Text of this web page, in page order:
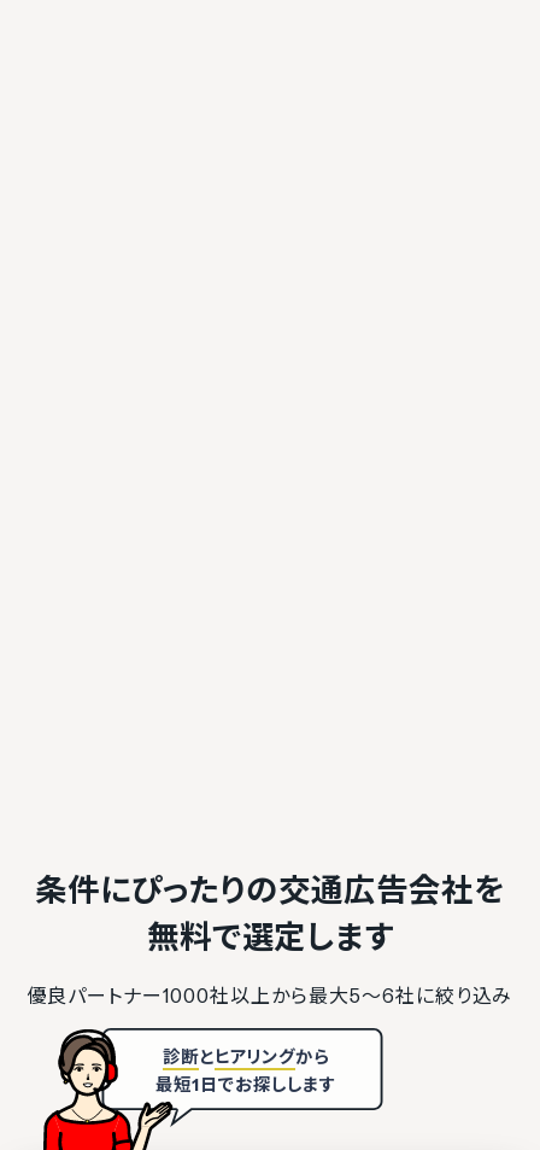
条件にぴったりの交通広告会社を
無料で選定します
優良パートナー1000社以上から最大5〜6社に絞り込み
診断とヒアリングから
最短1日でお探しします